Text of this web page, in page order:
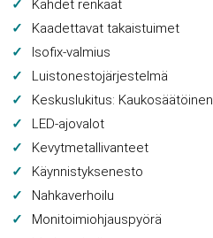
Kahdet renkaat
Kaadettavat takaistuimet
Isofix-valmius
Luistonestojärjestelmä
Keskuslukitus: Kaukosäätöinen
LED-ajovalot
Kevytmetallivanteet
Käynnistyksenesto
Nahkaverhoilu
Monitoimiohjauspyörä